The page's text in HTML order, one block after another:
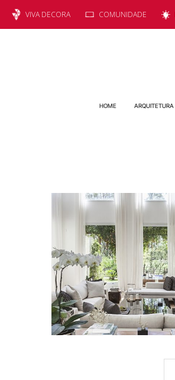
VIVA DECORA COMUNIDADE
HOME ARQUITETURA